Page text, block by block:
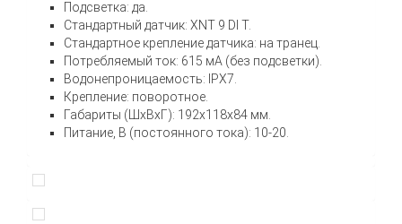
Подсветка: да.
Стандартный датчик: XNT 9 DI T.
Стандартное крепление датчика: на транец.
Потребляемый ток: 615 мА (без подсветки).
Водонепроницаемость: IPX7.
Крепление: поворотное.
Габариты (ШхВхГ): 192x118x84 мм.
Питание, В (постоянного тока): 10-20.